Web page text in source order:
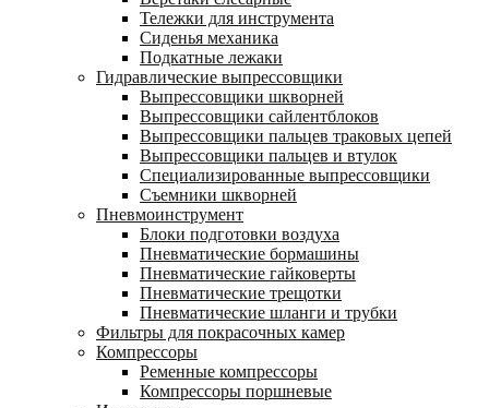
Тележки для инструмента
Сиденья механика
Подкатные лежаки
Гидравлические выпрессовщики
Выпрессовщики шкворней
Выпрессовщики сайлентблоков
Выпрессовщики пальцев траковых цепей
Выпрессовщики пальцев и втулок
Специализированные выпрессовщики
Cъемники шкворней
Пневмоинструмент
Блоки подготовки воздуха
Пневматические бормашины
Пневматические гайковерты
Пневматические трещотки
Пневматические шланги и трубки
Фильтры для покрасочных камер
Компрессоры
Ременные компрессоры
Компрессоры поршневые